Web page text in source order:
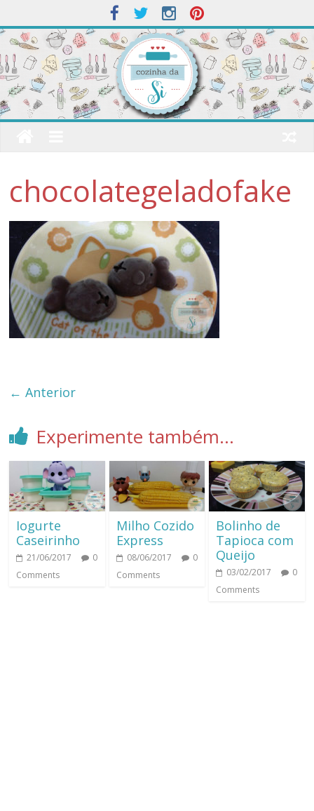
chocolategeladofake
← Anterior
Experimente também...
Iogurte
Caseirinho
21/06/2017
0
Comments
Milho Cozido
Express
08/06/2017
0
Comments
Bolinho de
Tapioca com
Queijo
03/02/2017
0
Comments